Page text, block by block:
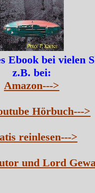
Ebook bei vielen
z.B. bei:
Amazon--->
Hörbuch--->
reinlesen--->
und Lord